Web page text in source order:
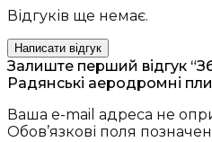
Відгуків ще немає.
Написати відгук
Залиште перший відгук
Радянські аеродромні
Ваша e-mail адреса не
Обов’язкові поля